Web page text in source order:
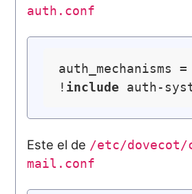
auth.conf
auth_mechanisms
! include
Este el de /etc/dovecot/
mail.conf